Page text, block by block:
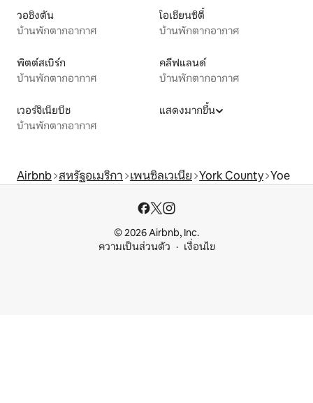
วอชิงตัน
บ้านพักตากอากาศ
โอเชียนซิตี้
บ้านพักตากอากาศ
พิตต์สเบิร์ก
บ้านพักตากอากาศ
คลีฟแลนด์
บ้านพักตากอากาศ
เวอร์จิเนียบีช
บ้านพักตากอากาศ
แสดงมากขึ้น
Airbnb สหรัฐอเมริกา เพนซิลเวเนีย York County Yoe
© 2026 Airbnb, Inc.
ความเป็นส่วนตัว
เงื่อนไข